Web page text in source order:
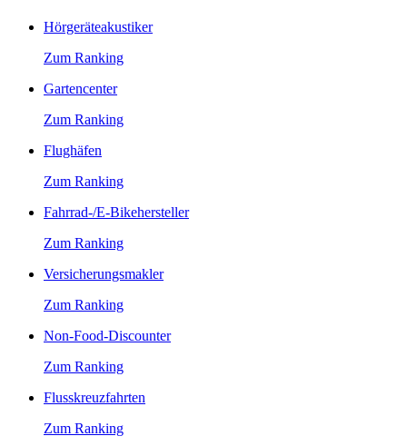
Hörgeräteakustiker
Zum Ranking
Gartencenter
Zum Ranking
Flughäfen
Zum Ranking
Fahrrad-/E-Bikehersteller
Zum Ranking
Versicherungsmakler
Zum Ranking
Non-Food-Discounter
Zum Ranking
Flusskreuzfahrten
Zum Ranking